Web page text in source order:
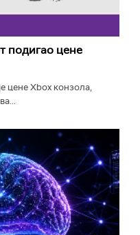
подигао цене
цене Xbox конзола,